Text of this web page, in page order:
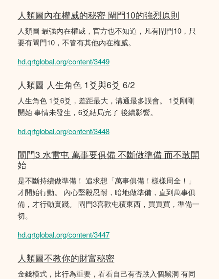
人類圖內在權威的秘密 閘門10的強烈原則
人類圖 最強內在權威，官方也不知道，凡有閘門10，只
要有閘門10，不管有其他內在權威。
hd.qrtglobal.org/content/3449
人類圖 人生角色 1爻與6爻 6/2
人生角色 1爻6爻，差距最大，溝通最多誤會。 1爻剛剛
開始 事情未發生，6爻結局完了 後續影響。
hd.qrtglobal.org/content/3448
閘門3 水雷屯 萬事要俱備 不斷做準備 而不敢開
始
是不斷持續做準備！ 追求想「萬事俱備！樣樣周全！」
才開始行動。 內心堅毅忍耐，暗地做準備，直到萬事俱
備，才行動實踐。 閘門3喜歡屯積東西，買買買，準備一
切。
hd.qrtglobal.org/content/3447
人類圖不教你的財富秘密
金錢模式，比行為重要，看看自己有否跌入個黑洞 有同